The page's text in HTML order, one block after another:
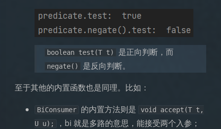
boolean test(T t) 是正向判断，而
negate()
是反向判断。
至于其他的内置函数也是同理。比如：
BiConsumer 的内置方法则是
void accept(T t,
U u);
，bi 就是多路的意思，能接受两个入参；